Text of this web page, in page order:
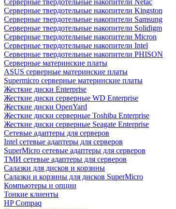
Серверные твердотельные накопители Netac
Cерверные твердотельные накопители Kingston
Cерверные твердотельные накопители Samsung
Cерверные твердотельные накопители Solidigm
Cерверные твердотельные накопители Micron
Cерверные твердотельные накопители Intel
Cерверные твердотельные накопители PHISON
Серверные материнские платы
ASUS серверные материнские платы
Supermicro серверные материнские платы
Жесткие диски Enterprise
Жесткие диски серверные WD Enterprise
Жесткие диски OpenYard
Жесткие диски серверные Toshiba Enterprise
Жесткие диски серверные Seagate Enterprise
Сетевые адаптеры для серверов
Intel сетевые адаптеры для серверов
SuperMicro сетевые адаптеры для серверов
ТМИ сетевые адаптеры для серверов
Салазки для дисков и корзины
Салазки и корзины для дисков SuperMicro
Компьютеры и опции
Тонкие клиенты
HP Compaq